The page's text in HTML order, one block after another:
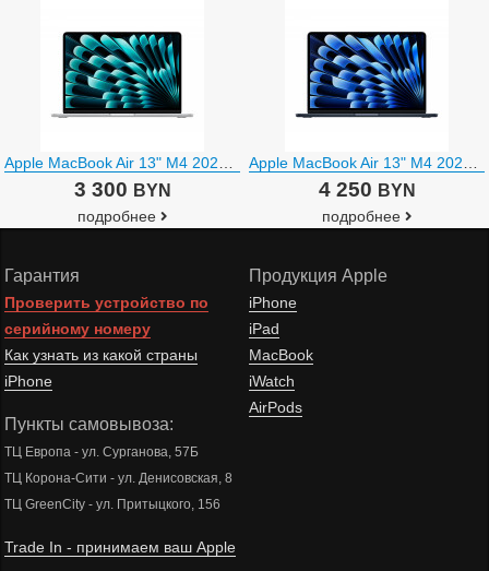
3 300 BYN
подробнее
4 250 BYN
подробнее
Гарантия
Проверить устройство по
серийному номеру
Как узнать из какой страны
iPhone
Пункты самовывоза:
ТЦ Европа - ул. Сурганова, 57Б
ТЦ Корона-Сити - ул. Денисовская, 8
ТЦ GreenCity - ул. Притыцкого, 156
Trade In - принимаем ваш Apple
Продукция Apple
iPhone
iPad
MacBook
iWatch
AirPods